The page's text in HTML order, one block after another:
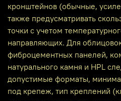
кронштейнов (обычные,
также предусматривать
точки с учетом
направляющих. Для
фиброцементных панелей,
натурального камня и HPL
допустимые форматы,
под крепеж, тип креплений